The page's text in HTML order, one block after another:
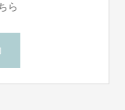
ら